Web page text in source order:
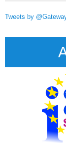
Tweets by